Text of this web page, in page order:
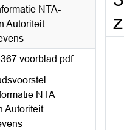
NTA-
Autoriteit
voorblad.pdf
NTA-
Autoriteit